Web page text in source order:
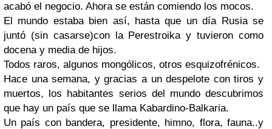
acabó el negocio. Ahora se están comiendo los mocos.
El mundo estaba bien así, hasta que un día Rusia se
juntó (sin casarse)con la Perestroika y tuvieron como
docena y media de hijos.
Todos raros, algunos mongólicos, otros esquizofrénicos.
Hace una semana, y gracias a un despelote con tiros y
muertos, los habitantes serios del mundo descubrimos
que hay un país que se llama Kabardino-Balkaria.
Un país con bandera, presidente, himno, flora, fauna..y